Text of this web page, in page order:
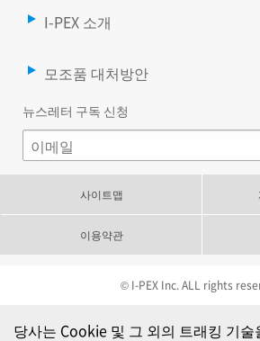
I-PEX 소개
모조품 대처방안
뉴스레터 구독 신청
사이트맵
이용약관
© I-PEX Inc. ALL rights
당사는 Cookie 및 그 외의 트래킹 기술